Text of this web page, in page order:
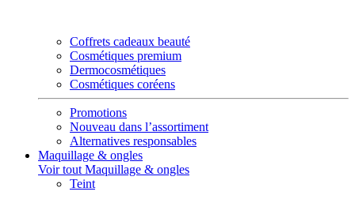
Coffrets cadeaux beauté
Cosmétiques premium
Dermocosmétiques
Cosmétiques coréens
Promotions
Nouveau dans l’assortiment
Alternatives responsables
Maquillage & ongles
Voir tout Maquillage & ongles
Teint